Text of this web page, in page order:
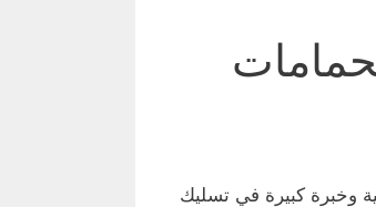
وخبرة كبيرة في تسليك